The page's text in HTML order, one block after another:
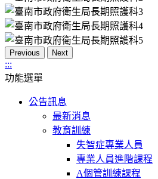
Previous Next
:::
功能選單
公告訊息
最新消息
教育訓練
失智症專業人員
專業人員進階課程
A個管訓練課程